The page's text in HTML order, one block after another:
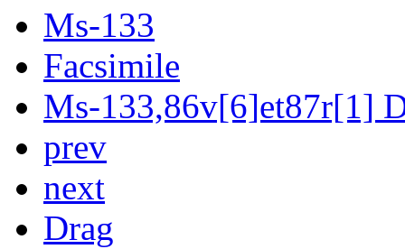
Ms-133
Facsimile
Ms-133,86v[6]et87r[1]
prev
next
Drag